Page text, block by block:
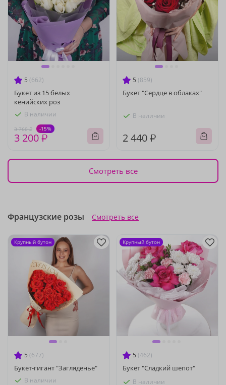
5 (662)
Букет из 15 белых
кенийских роз
В наличии
3 760 ₽ -15%
3 200 ₽
5 (859)
Букет "Сердце в облаках"
В наличии
2 440 ₽
Смотреть все
Французские розы Смотреть все
5 (677)
Букет-гигант "Загляденье"
В наличии
Крупный бутон
5 (462)
Букет "Сладкий шепот"
В наличии
Крупный бутон